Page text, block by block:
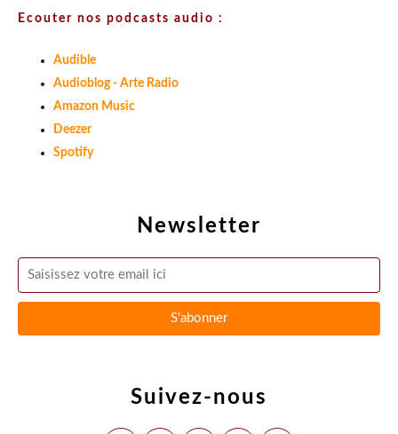
Newsletter
Suivez-nous
Ecouter nos podcasts audio :
Audible
Audioblog - Arte Radio
Amazon Music
Deezer
Spotify